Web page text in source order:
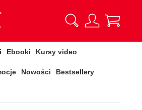
Ebooki Kursy video
Nowości Bestsellery